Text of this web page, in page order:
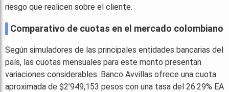
riesgo que realicen sobre el cliente.
Comparativo de cuotas en el mercado colombiano
Según simuladores de las principales entidades bancarias del
país, las cuotas mensuales para este monto presentan
variaciones considerables. Banco Avvillas ofrece una cuota
aproximada de $2’949,153 pesos con una tasa del 26.29% EA